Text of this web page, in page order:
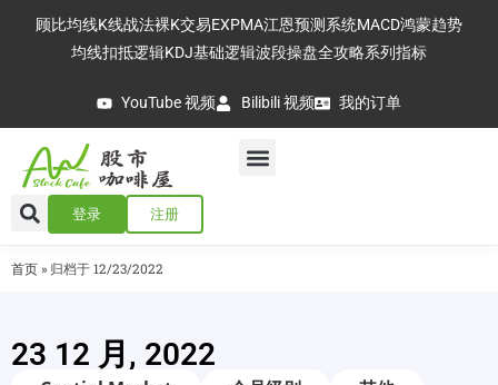
顾比均线K线战法裸K交易EXPMA江恩预测系统MACD鸿蒙趋势
均线扣抵逻辑KDJ基础逻辑波段操盘全攻略系列指标
YouTube 视频 Bilibili 视频 我的订单
登录 注册
首页 » 归档于 12/23/2022
23 12 月, 2022